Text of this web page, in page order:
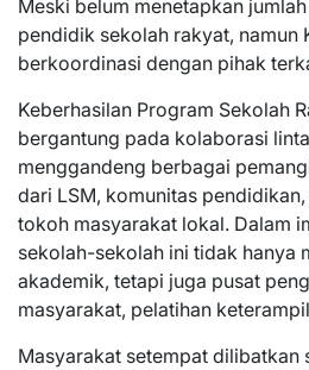
Meski belum menetapkan
pendidik sekolah rakyat, namun
berkoordinasi dengan pihak
Keberhasilan Program Sekolah
bergantung pada kolaborasi
menggandeng berbagai
dari LSM, komunitas
tokoh masyarakat lokal. Dalam
sekolah-sekolah ini tidak hanya
akademik, tetapi juga pusat
masyarakat, pelatihan
Masyarakat setempat dilibatkan